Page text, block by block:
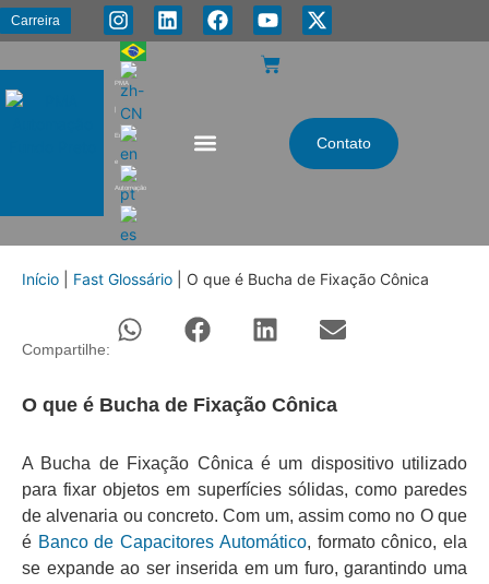
Carreira
PMA
|
Energia
e
Automação
Contato
Início Fast Glossário O que é Bucha de Fixação Cônica
Compartilhe:
O que é Bucha de Fixação Cônica
A Bucha de Fixação Cônica é um dispositivo utilizado
para fixar objetos em superfícies sólidas, como paredes
de alvenaria ou concreto. Com um, assim como no O que
é Banco de Capacitores Automático, formato cônico, ela
se expande ao ser inserida em um furo, garantindo uma